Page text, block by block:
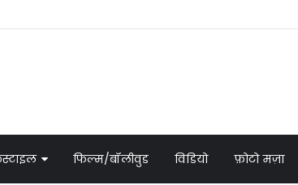
फिल्म/बॉलीवुड विडियो फ़ोटो मज़ा